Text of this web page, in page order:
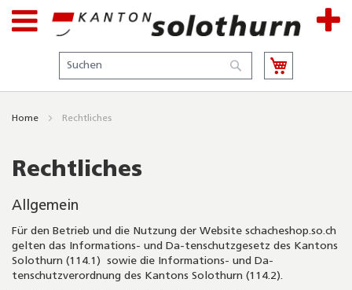
Suche
Suche
Home Rechtliches
Rechtliches
Allgemein
Für den Betrieb und die Nutzung der Website schacheshop.so.ch
gelten das Informations- und Da-tenschutzgesetz des Kantons
Solothurn (114.1) sowie die Informations- und Da-
tenschutzverordnung des Kantons Solothurn (114.2).